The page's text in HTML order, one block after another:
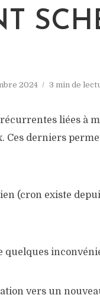
2024 3 min de
liées à
Ces derniers
(cron existe
quelques
vers un